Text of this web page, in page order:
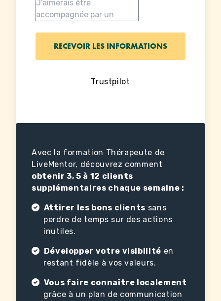
Avec la formation Thérapeute de
LiveMentor, découvrez comment
obtenir 3, 5 à 12 clients
supplémentaires chaque semaine :
Attirer les bons clients sans
perdre de temps sur des actions
inutiles.
Développer votre visibilité en
restant fidèle à vos valeurs.
Vous faire connaître localement
grâce à un plan de communication
Trustpilot